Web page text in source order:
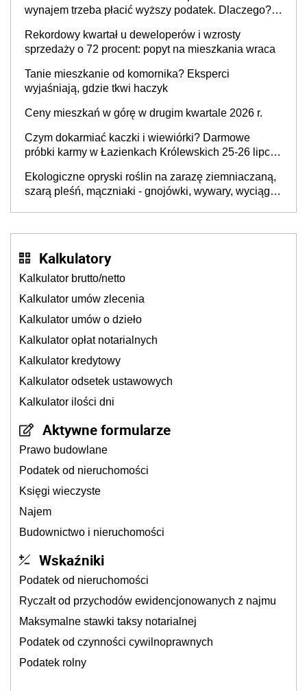
wynajem trzeba płacić wyższy podatek. Dlaczego?
Rekordowy kwartał u deweloperów i wzrosty
sprzedaży o 72 procent: popyt na mieszkania wraca
Tanie mieszkanie od komornika? Eksperci
wyjaśniają, gdzie tkwi haczyk
Ceny mieszkań w górę w drugim kwartale 2026 r.
Czym dokarmiać kaczki i wiewiórki? Darmowe
próbki karmy w Łazienkach Królewskich 25-26 lipca
Ekologiczne opryski roślin na zarazę ziemniaczaną,
szarą pleśń, mączniaki - gnojówki, wywary, wyciągi.
Kalkulatory
Kalkulator brutto/netto
Kalkulator umów zlecenia
Kalkulator umów o dzieło
Kalkulator opłat notarialnych
Kalkulator kredytowy
Kalkulator odsetek ustawowych
Kalkulator ilości dni
Aktywne formularze
Prawo budowlane
Podatek od nieruchomości
Księgi wieczyste
Najem
Budownictwo i nieruchomości
Wskaźniki
Podatek od nieruchomości
Ryczałt od przychodów ewidencjonowanych z najmu
Maksymalne stawki taksy notarialnej
Podatek od czynności cywilnoprawnych
Podatek rolny